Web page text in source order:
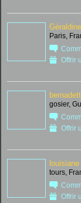
Paris,
Offrir
gosier,
Offrir
louisiane
tours,
Offrir